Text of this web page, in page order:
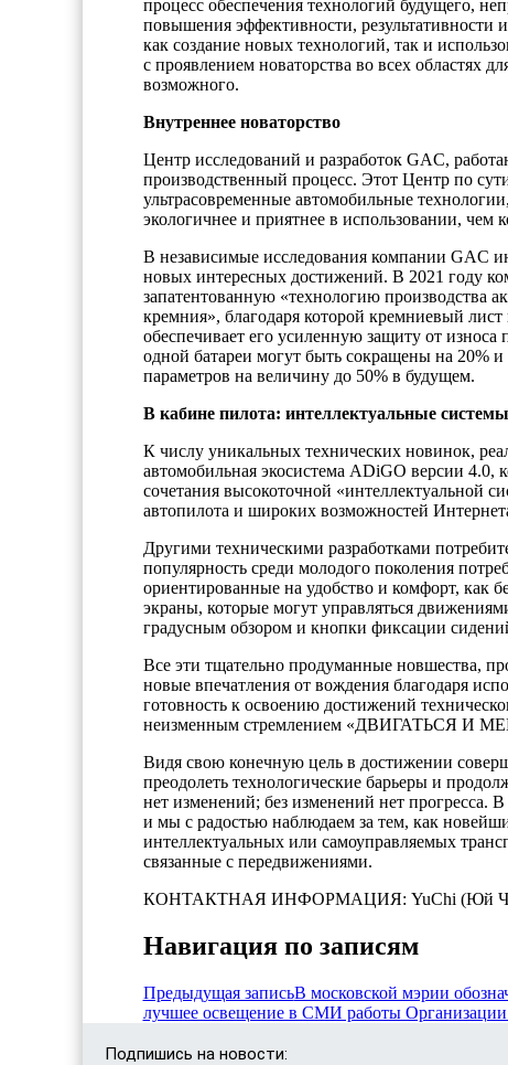
процесс обеспечения технологий будущего,
повышения эффективности, результативности
как создание новых технологий, так и
с проявлением новаторства во всех областях
возможного.
Внутреннее новаторство
Центр исследований и разработок GAC,
производственный процесс. Этот Центр по
ультрасовременные автомобильные
экологичнее и приятнее в использовании, чем
В независимые исследования компании GAC
новых интересных достижений. В 2021 году
запатентованную «технологию производства
кремния», благодаря которой кремниевый
обеспечивает его усиленную защиту от износа
одной батареи могут быть сокращены на 20%
параметров на величину до 50% в будущем.
В кабине пилота: интеллектуальные системы
К числу уникальных технических новинок,
автомобильная экосистема ADiGO версии 4.0,
сочетания высокоточной «интеллектуальной
автопилота и широких возможностей
Другими техническими разработками
популярность среди молодого поколения
ориентированные на удобство и комфорт, как
экраны, которые могут управляться
градусным обзором и кнопки фиксации
Все эти тщательно продуманные новшества,
новые впечатления от вождения благодаря
готовность к освоению достижений
неизменным стремлением «ДВИГАТЬСЯ И
Видя свою конечную цель в достижении
преодолеть технологические барьеры и
нет изменений; без изменений нет прогресса.
и мы с радостью наблюдаем за тем, как
интеллектуальных или самоуправляемых
связанные с передвижениями.
КОНТАКТНАЯ ИНФОРМАЦИЯ: YuChi (Юй Чи),
Навигация по записям
Предыдущая записьВ московской мэрии
лучшее освещение в СМИ работы
Подпишись на новости: